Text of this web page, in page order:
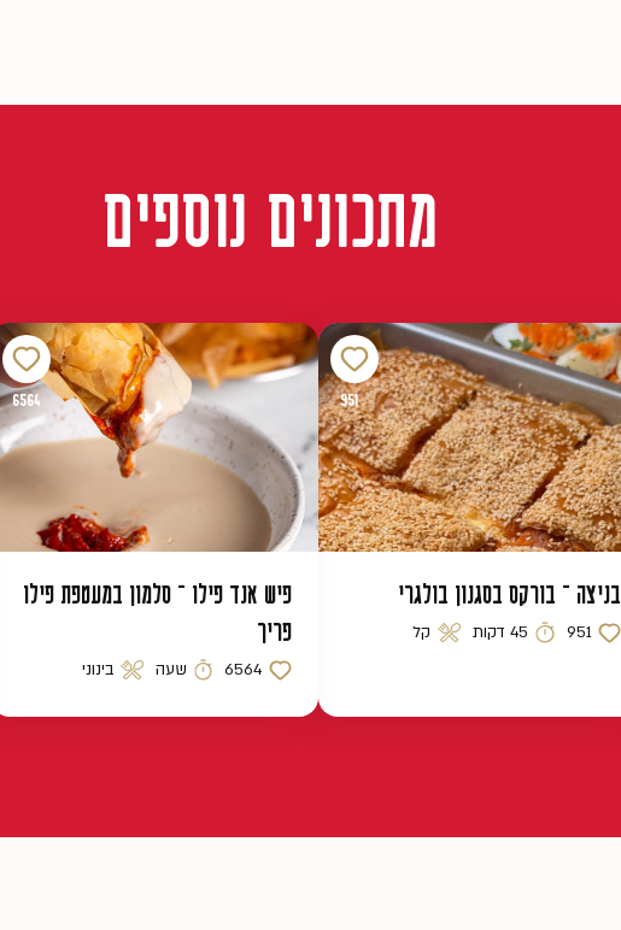
מתכונים נוספים
951
בניצה – בורקס בסגנון בולגרי
כמות לייקים
951 זמן הכנה
45 דקות רמת קושי
קל
6564
פיש אנד פילו – סלמון במעטפת פילו
פריך
כמות לייקים
6564 זמן הכנה
שעה רמת קושי
בינוני